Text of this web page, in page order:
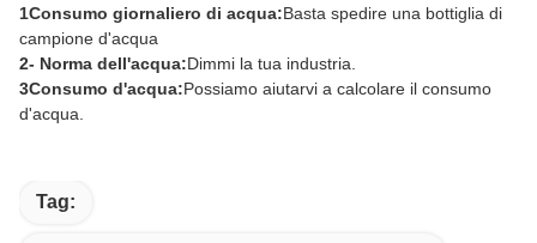
1Consumo giornaliero di acqua:Basta spedire una bottiglia di
campione d'acqua
2- Norma dell'acqua:Dimmi la tua industria.
3Consumo d'acqua:Possiamo aiutarvi a calcolare il consumo
d'acqua.
Tag: